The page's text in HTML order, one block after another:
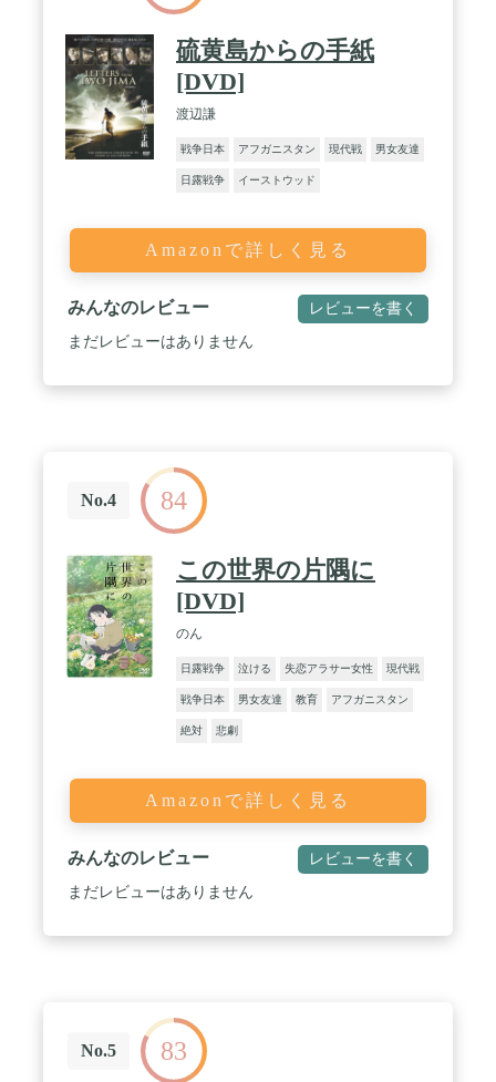
硫黄島からの手紙
[DVD]
渡辺謙
戦争日本 アフガニスタン 現代戦 男女友達
日露戦争 イーストウッド
Amazonで詳しく見る
みんなのレビュー レビューを書く
まだレビューはありません
No.4 84
この世界の片隅に
[DVD]
のん
日露戦争 泣ける 失恋アラサー女性 現代戦
戦争日本 男女友達 教育 アフガニスタン
絶対 悲劇
Amazonで詳しく見る
みんなのレビュー レビューを書く
まだレビューはありません
No.5 83